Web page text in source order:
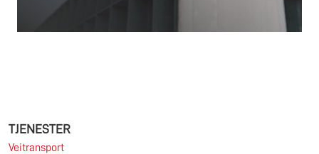
TJENESTER
Veitransport